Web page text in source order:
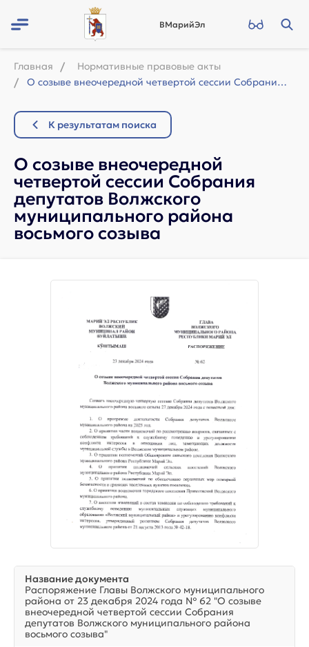
ВМарийЭл
Главная
Нормативные правовые акты
О созыве внеочередной четвертой сессии Собрания депутатов Волжского муниципально...
К результатам поиска
О созыве внеочередной
четвертой сессии Собрания
депутатов Волжского
муниципального района
восьмого созыва
Название документа
Распоряжение Главы Волжского муниципального
района от 23 декабря 2024 года № 62 "О созыве
внеочередной четвертой сессии Собрания
депутатов Волжского муниципального района
восьмого созыва"